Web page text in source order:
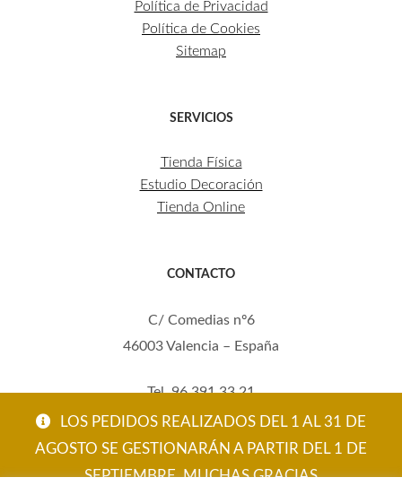
LOS PEDIDOS REALIZADOS DEL 1 AL 31 DE
AGOSTO SE GESTIONARÁN A PARTIR DEL 1 DE
SEPTIEMBRE. MUCHAS GRACIAS
Política de Privacidad
Política de Cookies
Sitemap
SERVICIOS
Tienda Física
Estudio Decoración
Tienda Online
CONTACTO
C/ Comedias nº6
46003 Valencia – España
Tel. 96 391 33 21
Mov. 620 123 461
carola@eltallerdecarola.com